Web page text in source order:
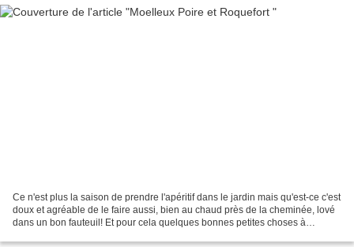
Ce n'est plus la saison de prendre l'apéritif dans le jardin mais qu'est-ce c'est
doux et agréable de le faire aussi, bien au chaud près de la cheminée, lové
dans un bon fauteuil! Et pour cela quelques bonnes petites choses à